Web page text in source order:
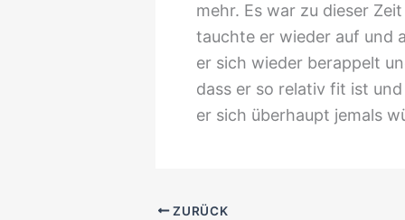
mehr. Es war zu dieser
tauchte er wieder auf und
er sich wieder berappelt
dass er so relativ fit ist
er sich überhaupt jemals
ZURÜCK